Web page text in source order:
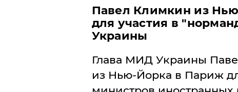
Павел Климкин из
для участия в
Украины
Глава МИД Украины
из Нью-Йорка в Париж